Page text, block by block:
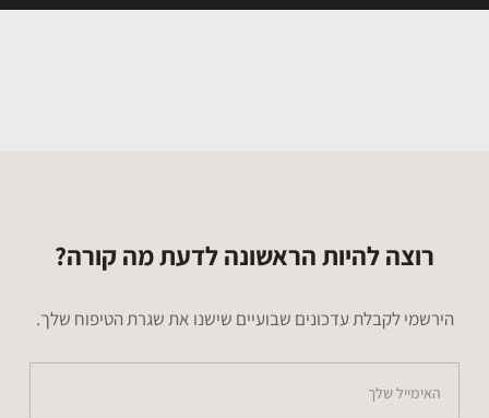
רוצה להיות הראשונה לדעת מה קורה?
הירשמי לקבלת עדכונים שבועיים שישנו את שגרת הטיפוח שלך.